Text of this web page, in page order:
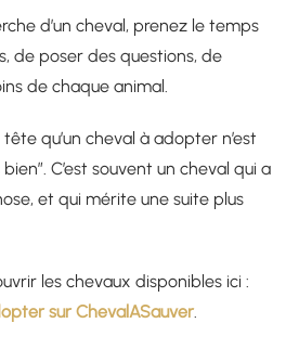
d’un cheval, prenez le temps
de poser des questions, de
de chaque animal.
qu’un cheval à adopter n’est
C’est souvent un cheval qui a
et qui mérite une suite plus
les chevaux disponibles ici :
sur ChevalASauver.